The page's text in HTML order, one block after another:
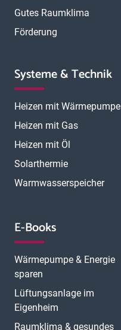
Gutes Raumklima
Förderung
Systeme & Technik
Heizen mit Wärmepumpe
Heizen mit Gas
Heizen mit Öl
Solarthermie
Warmwasserspeicher
E-Books
Wärmepumpe & Energie
sparen
Lüftungsanlage im
Eigenheim
Raumklima & gesundes